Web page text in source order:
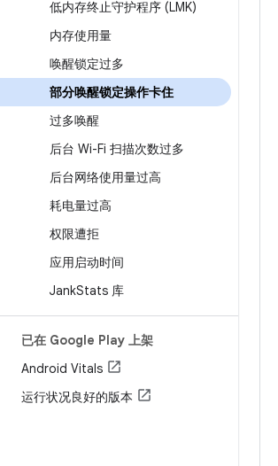
低内存终止守护程序 (LMK)
内存使用量
唤醒锁定过多
部分唤醒锁定操作卡住
过多唤醒
后台 Wi-Fi 扫描次数过多
后台网络使用量过高
耗电量过高
权限遭拒
应用启动时间
JankStats 库
已在 Google Play 上架
Android Vitals
运行状况良好的版本